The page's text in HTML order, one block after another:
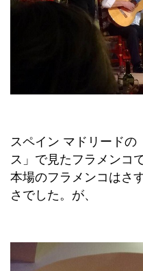
スペイン マドリードの
ス」で見たフラメンコで
本場のフラメンコはさ
さでした。が、